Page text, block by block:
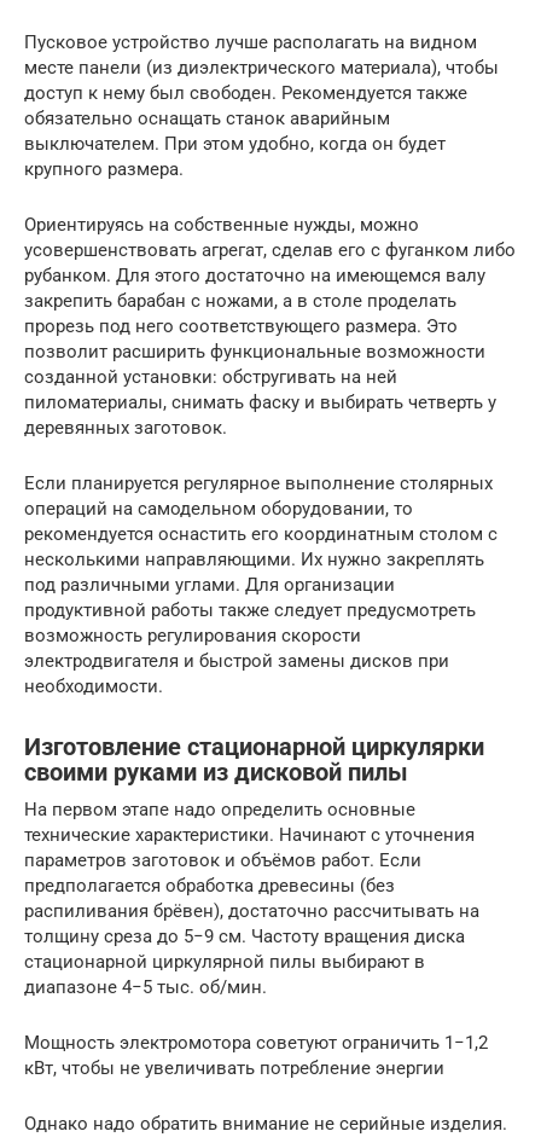
Пусковое устройство лучше располагать на видном
месте панели (из диэлектрического материала), чтобы
доступ к нему был свободен. Рекомендуется также
обязательно оснащать станок аварийным
выключателем. При этом удобно, когда он будет
крупного размера.
Ориентируясь на собственные нужды, можно
усовершенствовать агрегат, сделав его с фуганком либо
рубанком. Для этого достаточно на имеющемся валу
закрепить барабан с ножами, а в столе проделать
прорезь под него соответствующего размера. Это
позволит расширить функциональные возможности
созданной установки: обстругивать на ней
пиломатериалы, снимать фаску и выбирать четверть у
деревянных заготовок.
Если планируется регулярное выполнение столярных
операций на самодельном оборудовании, то
рекомендуется оснастить его координатным столом с
несколькими направляющими. Их нужно закреплять
под различными углами. Для организации
продуктивной работы также следует предусмотреть
возможность регулирования скорости
электродвигателя и быстрой замены дисков при
необходимости.
Изготовление стационарной циркулярки
своими руками из дисковой пилы
На первом этапе надо определить основные
технические характеристики. Начинают с уточнения
параметров заготовок и объёмов работ. Если
предполагается обработка древесины (без
распиливания брёвен), достаточно рассчитывать на
толщину среза до 5−9 см. Частоту вращения диска
стационарной циркулярной пилы выбирают в
диапазоне 4−5 тыс. об/мин.
Мощность электромотора советуют ограничить 1−1,2
кВт, чтобы не увеличивать потребление энергии
Однако надо обратить внимание не серийные изделия.